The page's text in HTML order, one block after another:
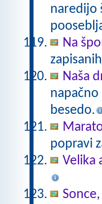
naredijo
Na
Naša
besedo.
popravi
Velika